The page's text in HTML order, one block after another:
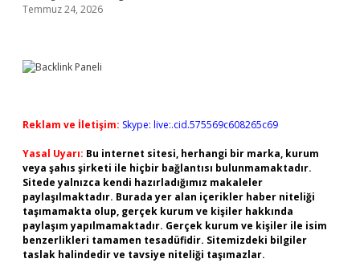
Temmuz 24, 2026
Reklam ve İletişim: Skype: live:.cid.575569c608265c69
Yasal Uyarı: Bu internet sitesi, herhangi bir marka, kurum
veya şahıs şirketi ile hiçbir bağlantısı bulunmamaktadır.
Sitede yalnızca kendi hazırladığımız makaleler
paylaşılmaktadır. Burada yer alan içerikler haber niteliği
taşımamakta olup, gerçek kurum ve kişiler hakkında
paylaşım yapılmamaktadır. Gerçek kurum ve kişiler ile isim
benzerlikleri tamamen tesadüfidir. Sitemizdeki bilgiler
taslak halindedir ve tavsiye niteliği taşımazlar.